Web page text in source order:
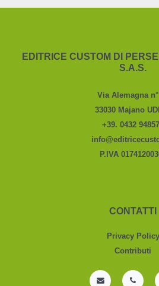
EDITRICE CUSTOM DI
S.A.S.
Via Alemagna
33030 Majano
+39. 0432
P.IVA
CONTATTI
Privacy Policy
Contributi